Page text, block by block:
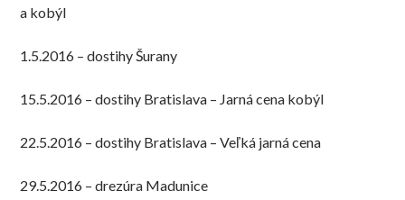
a kobýl
1.5.2016 – dostihy Šurany
15.5.2016 – dostihy Bratislava – Jarná cena kobýl
22.5.2016 – dostihy Bratislava – Veľká jarná cena
29.5.2016 – drezúra Madunice